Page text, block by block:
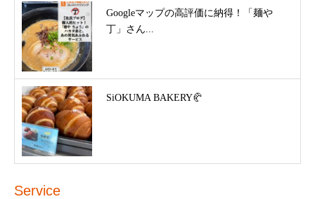
Googleマップの高評価に納得！「麺や
丁」さん...
SiOKUMA BAKERY🥐
Service